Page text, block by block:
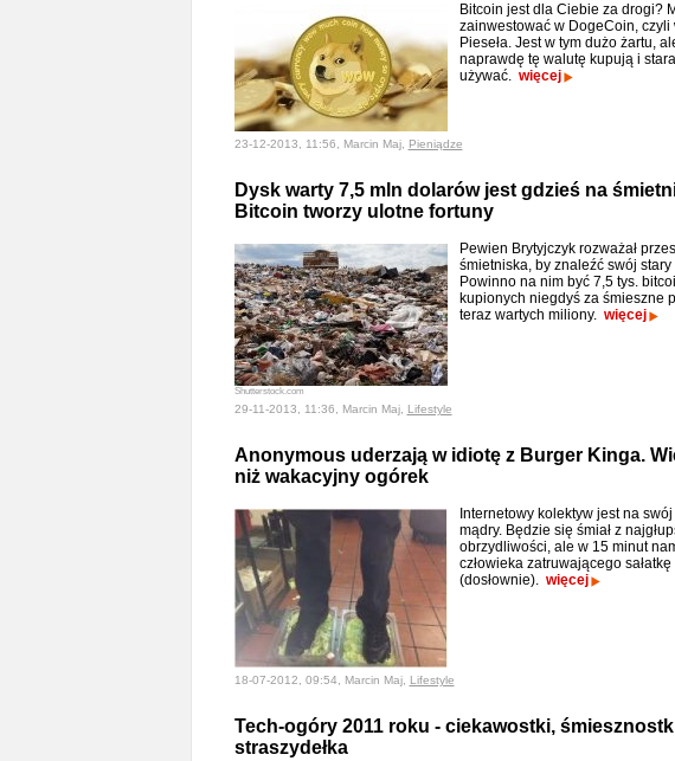
Bitcoin jest dla Ciebie za drogi?
zainwestować w DogeCoin, czyli
Pieseła. Jest w tym dużo żartu,
naprawdę tę walutę kupują i
używać. więcej
23-12-2013, 11:56, Marcin Maj, Pieniądze
Dysk warty 7,5 mln dolarów jest gdzieś na
Bitcoin tworzy ulotne fortuny
Shutterstock.com
Pewien Brytyjczyk rozważał
śmietniska, by znaleźć swój stary
Powinno na nim być 7,5 tys.
kupionych niegdyś za śmieszne
teraz wartych miliony. więcej
29-11-2013, 11:36, Marcin Maj, Lifestyle
Anonymous uderzają w idiotę z Burger Kinga.
niż wakacyjny ogórek
Internetowy kolektyw jest na
mądry. Będzie się śmiał z
obrzydliwości, ale w 15 minut
człowieka zatruwającego
(dosłownie). więcej
18-07-2012, 09:54, Marcin Maj, Lifestyle
Tech-ogóry 2011 roku - ciekawostki,
straszydełka